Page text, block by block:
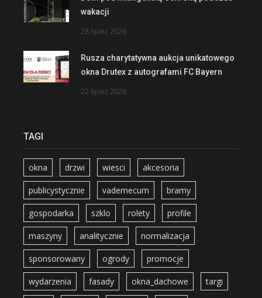
wakacji
28 lipiec 2026
Rusza charytatywna aukcja unikatowego
okna Drutex z autografami FC Bayern
22 lipiec 2026
TAGI
okna drzwi wiesci akcesoria
publicystycznie vademecum bramy
gospodarka szklo rolety profile
maszyny analitycznie normalizacja
sponsorowany ogrody promocje
wydarzenia fasady okna_dachowe targi